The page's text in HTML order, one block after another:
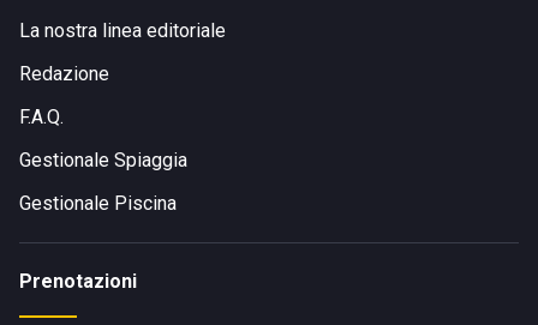
La nostra linea editoriale
Redazione
F.A.Q.
Gestionale Spiaggia
Gestionale Piscina
Prenotazioni